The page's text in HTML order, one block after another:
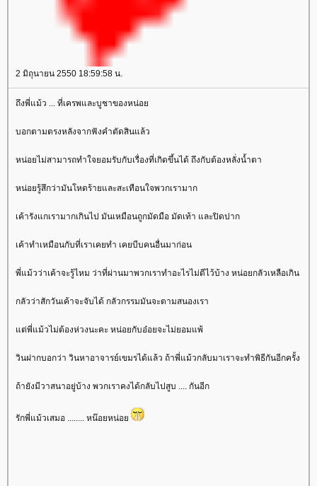
2 มิถุนายน 2550 18:59:58 น.
ถึงพี่แม้ว ... ที่เครพและบูชาของหน่อ
บอกตามตรงหลังจากฟังคำตัดสินแล้ว
หน่อยไม่สามารถทำใจยอมรับกับเรื่องที่เกิดขึ้นได้ ถึงกับต้องหลั่งน้ำตา
หน่อยรู้สึกว่ามันโหดร้ายและสะเทือนใจพวกเรามาก
เค้ารังแกเรามากเกินไป มันเหมือนถูกมัดมือ มัดเท้า และปิดปาก
เค้าทำเหมือนกับที่เราเคยทำ เคยบีบคนอื่นมาก่อน
พี่แม้วว่าเค้าจะรู้ไหม ว่าที่ผ่านมาพวกเราทำอะไรไม่ดีไว้บ้าง หน่อยกลัวเหลือเกิน
กลัวว่าสักวันเค้าจะจับได้ กลัวกรรมมันจะตามสนองเรา
ต่พี่แม้วไม่ต้องห่วงนะคะ หน่อยกับอ๋อยจะไม่ยอมแพ้
วินฝากบอกว่า วินหาอาจารย์เขมรได้แล้ว ถ้าพี่แม้วกลับมาเราจะทำพิธีกันอีกครั้ง
ถ้ายังมีวาสนาอยู่บ้าง พวกเราคงได้กลับไปสูบ .... กันอีก
รักพี่แม้วเสมอ ........ หน๊อยหน่อ